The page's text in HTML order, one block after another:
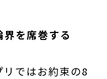
を席巻する
ではお約束の8